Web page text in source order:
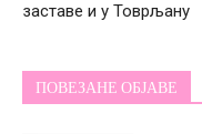
заставе и у Товрљану
ПОВЕЗАНЕ ОБЈАВЕ